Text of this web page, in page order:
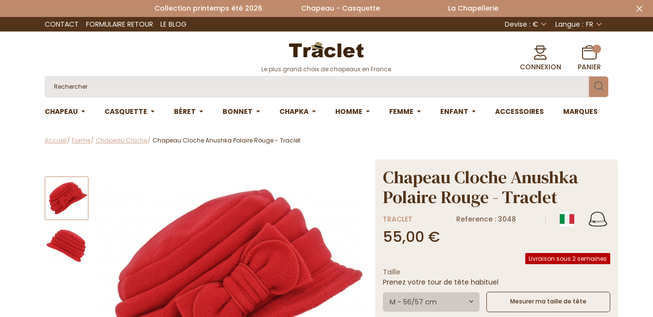
Collection printemps été 2026 Chapeau - Casquette La Chapellerie
CONTACT
FORMULAIRE RETOUR LE BLOG Devise : € Langue : FR
Le plus grand choix de chapeaux en France CONNEXION PANIER
CHAPEAU CASQUETTE BÉRET BONNET CHAPKA HOMME FEMME ENFANT ACCESSOIRES MARQUES
Accueil Forme Chapeau Cloche Chapeau Cloche Anushka Polaire Rouge - Traclet
Chapeau Cloche Anushka
Polaire Rouge - Traclet
TRACLET Reference : 3048
55,00 €
Livraison sous 2 semaines
Taille
Prenez votre tour de tête habituel
M - 56/57 cm Mesurer ma taille de tête